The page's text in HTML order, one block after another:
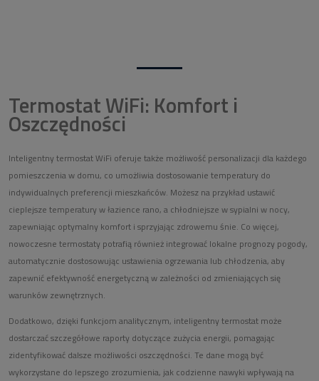
Termostat WiFi: Komfort i
Oszczędności
Inteligentny termostat WiFi oferuje także możliwość personalizacji dla każdego
pomieszczenia w domu, co umożliwia dostosowanie temperatury do
indywidualnych preferencji mieszkańców. Możesz na przykład ustawić
cieplejsze temperatury w łazience rano, a chłodniejsze w sypialni w nocy,
zapewniając optymalny komfort i sprzyjając zdrowemu śnie. Co więcej,
nowoczesne termostaty potrafią również integrować lokalne prognozy pogody,
automatycznie dostosowując ustawienia ogrzewania lub chłodzenia, aby
zapewnić efektywność energetyczną w zależności od zmieniających się
warunków zewnętrznych.
Dodatkowo, dzięki funkcjom analitycznym, inteligentny termostat może
dostarczać szczegółowe raporty dotyczące zużycia energii, pomagając
zidentyfikować dalsze możliwości oszczędności. Te dane mogą być
wykorzystane do lepszego zrozumienia, jak codzienne nawyki wpływają na